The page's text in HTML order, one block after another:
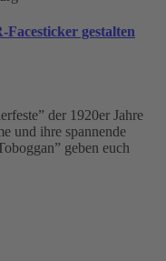
gestalten
der 1920er Jahre
und ihre spannende
geben euch